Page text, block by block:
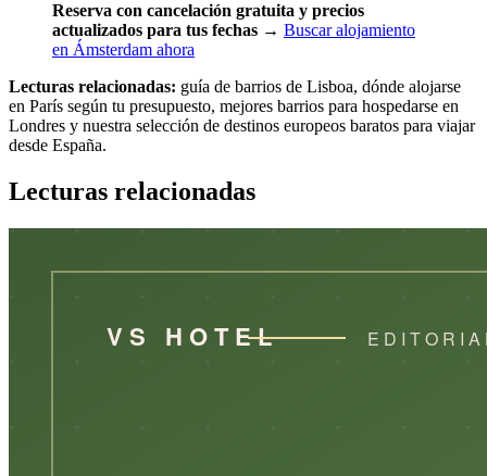
Reserva con cancelación gratuita y precios
actualizados para tus fechas → Buscar alojamiento
en Ámsterdam ahora
Lecturas relacionadas: guía de barrios de Lisboa, dónde alojarse
en París según tu presupuesto, mejores barrios para hospedarse en
Londres y nuestra selección de destinos europeos baratos para viajar
desde España.
Lecturas relacionadas